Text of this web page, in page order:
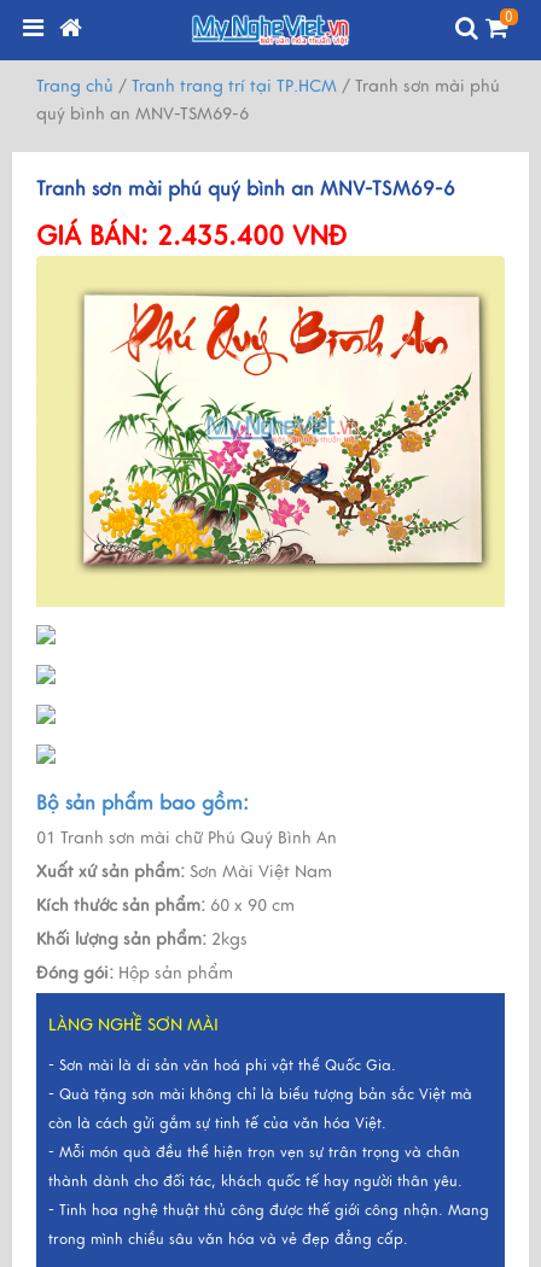
0
Trang chủ / Tranh trang trí tại TP.HCM / Tranh sơn mài phú
quý bình an MNV-TSM69-6
Tranh sơn mài phú quý bình an MNV-TSM69-6
GIÁ BÁN: 2.435.400 VNĐ
Bộ sản phẩm bao gồm:
01 Tranh sơn mài chữ Phú Quý Bình An
Xuất xứ sản phẩm: Sơn Mài Việt Nam
Kích thước sản phẩm: 60 x 90 cm
Khối lượng sản phẩm: 2kgs
Đóng gói: Hộp sản phẩm
LÀNG NGHỀ SƠN MÀI
- Sơn mài là di sản văn hoá phi vật thể Quốc Gia.
- Quà tặng sơn mài không chỉ là biểu tượng bản sắc Việt mà
còn là cách gửi gắm sự tinh tế của văn hóa Việt.
- Mỗi món quà đều thể hiện trọn vẹn sự trân trọng và chân
thành dành cho đối tác, khách quốc tế hay người thân yêu.
- Tinh hoa nghệ thuật thủ công được thế giới công nhận. Mang
trong mình chiều sâu văn hóa và vẻ đẹp đẳng cấp.